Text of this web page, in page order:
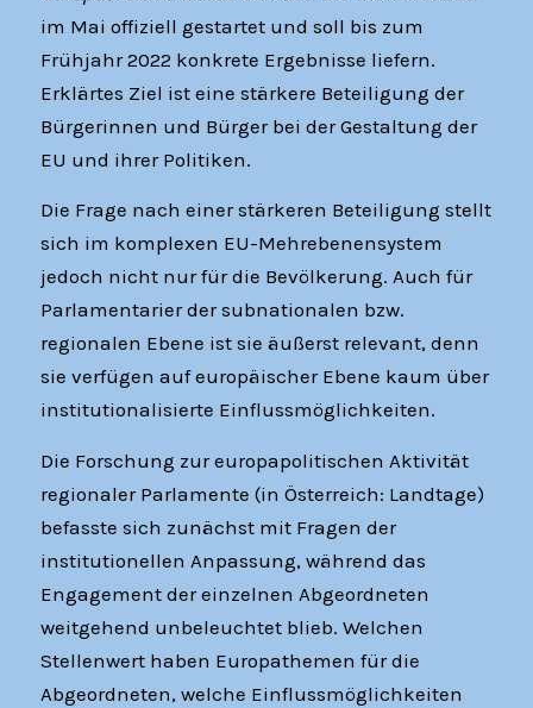
im Mai offiziell gestartet und soll bis zum
Frühjahr 2022 konkrete Ergebnisse liefern.
Erklärtes Ziel ist eine stärkere Beteiligung der
Bürgerinnen und Bürger bei der Gestaltung der
EU und ihrer Politiken.
Die Frage nach einer stärkeren Beteiligung stellt
sich im komplexen EU-Mehrebenensystem
jedoch nicht nur für die Bevölkerung. Auch für
Parlamentarier der subnationalen bzw.
regionalen Ebene ist sie äußerst relevant, denn
sie verfügen auf europäischer Ebene kaum über
institutionalisierte Einflussmöglichkeiten.
Die Forschung zur europapolitischen Aktivität
regionaler Parlamente (in Österreich: Landtage)
befasste sich zunächst mit Fragen der
institutionellen Anpassung, während das
Engagement der einzelnen Abgeordneten
weitgehend unbeleuchtet blieb. Welchen
Stellenwert haben Europathemen für die
Abgeordneten, welche Einflussmöglichkeiten